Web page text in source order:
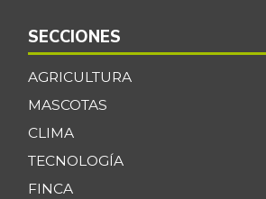
SECCIONES
AGRICULTURA
MASCOTAS
CLIMA
TECNOLOGÍA
FINCA